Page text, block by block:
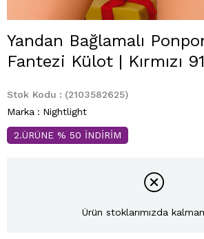
Yandan Bağlamalı
Fantezi Külot | Kırmızı
Stok Kodu
(2103582625)
Marka : Nightlight
2.ÜRÜNE % 50 İNDİRİM
Ürün stoklarımızda